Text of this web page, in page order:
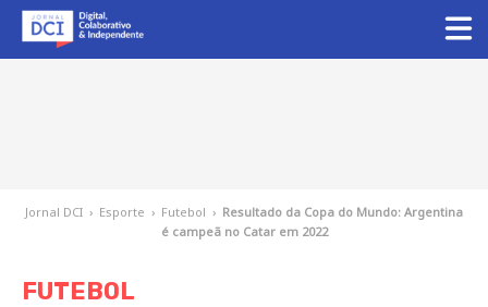
Jornal DCI › Esporte › Futebol › Resultado da Copa do Mundo: Argentina
é campeã no Catar em 2022
FUTEBOL